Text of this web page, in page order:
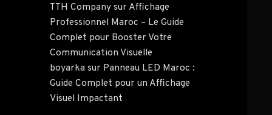
TTH Company sur Affichage
Professionnel Maroc – Le Guide
Complet pour Booster Votre
Communication Visuelle
boyarka sur Panneau LED Maroc :
Guide Complet pour un Affichage
Visuel Impactant